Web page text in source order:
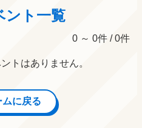
ント一覧
0 ～ 0件 / 0件
トはありません。
ムに戻る